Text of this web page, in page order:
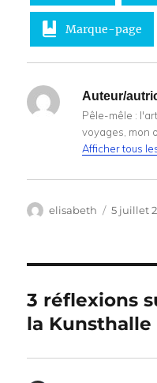
Marque-page
Auteur/
Pêle-mêle :
voyages, mon
Afficher tous
Auteur
elisabeth
Publié
5 juillet
3 réflexions
la Kunsthalle